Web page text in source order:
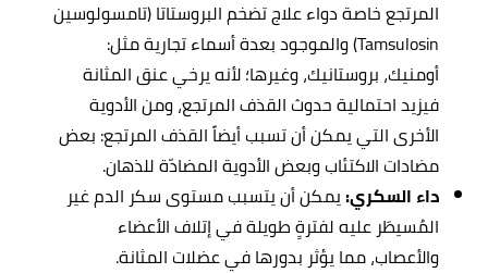
المرتجع خاصة دواء علاج تضخم البروستاتا (تامسولوسين
Tamsulosin) والموجود بعدة أسماء تجارية مثل:
أومنيك، بروستانيك، وغيرها؛ لأنه يرخي عنق المثانة
فيزيد احتمالية حدوث القذف المرتجع، ومن الأدوية
الأخرى التي يمكن أن تسبب أيضاً القذف المرتجع: بعض
مضادات الاكتئاب وبعض الأدوية المضادّة للذهان.
داء السكري:يمكن أن يتسبب مستوى سكر الدم غير
المُسيطَر عليه لفترةٍ طويلة في إتلاف الأعضاء
والأعصاب، مما يؤثر بدورها في عضلات المثانة.